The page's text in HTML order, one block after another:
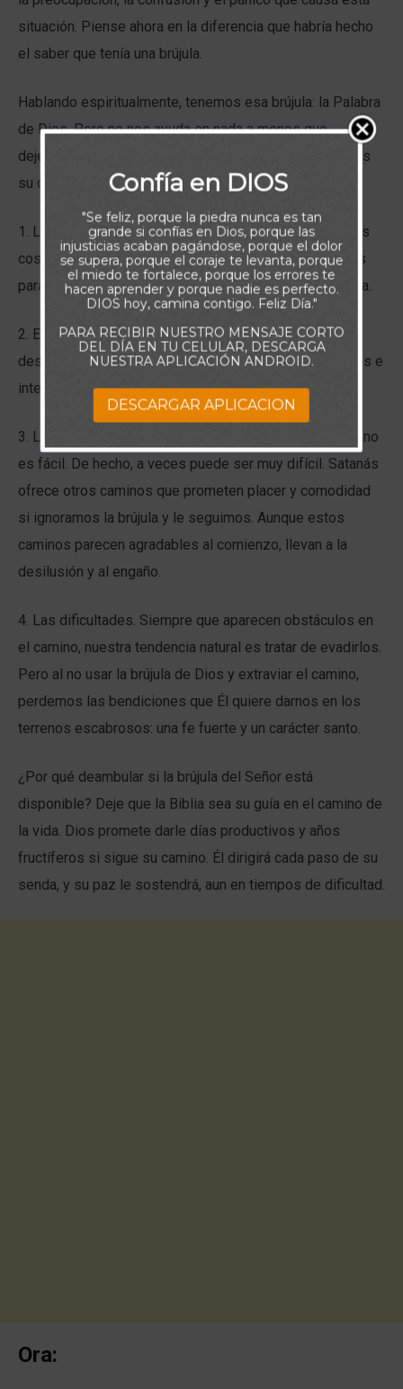
situación. Piense ahora en la diferencia que habría hecho
el saber que tenía una brújula.
Hablando espiritualmente, tenemos esa brújula: la Palabra
de Dios. Pero no nos ayuda en nada a menos que
dejemos que ella nos guíe. Algunas veces, no seguimos
su dirección por…
1. La negligencia. A veces estamos tan ocupados en las
cosas de la vida, que olvidamos mirar la brújula de Dios
para asegurarnos de que vamos en la dirección correcta.
2. El orgullo. A menudo, queremos determinar nuestro
destino. Pero al confiar en nuestras fuerzas, habilidades e
inteligencia, planeamos nuestra propia ruta.
3. Las distracciones. La senda de la obediencia a Dios no
es fácil. De hecho, a veces puede ser muy difícil. Satanás
ofrece otros caminos que prometen placer y comodidad
si ignoramos la brújula y le seguimos. Aunque estos
caminos parecen agradables al comienzo, llevan a la
desilusión y al engaño.
4. Las dificultades. Siempre que aparecen obstáculos en
el camino, nuestra tendencia natural es tratar de evadirlos.
Pero al no usar la brújula de Dios y extraviar el camino,
perdemos las bendiciones que Él quiere darnos en los
terrenos escabrosos: una fe fuerte y un carácter santo.
¿Por qué deambular si la brújula del Señor está
disponible? Deje que la Biblia sea su guía en el camino de
la vida. Dios promete darle días productivos y años
fructíferos si sigue su camino. Él dirigirá cada paso de su
senda, y su paz le sostendrá, aun en tiempos de dificultad.
Ora:
Confía en DIOS
"Se feliz, porque la piedra nunca es tan
grande si confías en Dios, porque las
injusticias acaban pagándose, porque el dolor
se supera, porque el coraje te levanta, porque
el miedo te fortalece, porque los errores te
hacen aprender y porque nadie es perfecto.
DIOS hoy, camina contigo. Feliz Día."
PARA RECIBIR NUESTRO MENSAJE CORTO
DEL DÍA EN TU CELULAR, DESCARGA
NUESTRA APLICACIÓN ANDROID.
DESCARGAR APLICACION